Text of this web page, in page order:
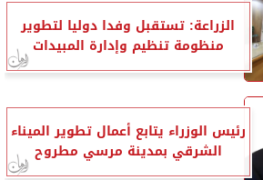
الزراعة: تستقبل وفدا دوليا لتطوير
منظومة تنظيم وإدارة المبيدات
رئيس الوزراء يتابع أعمال تطوير الميناء
الشرقي بمدينة مرسي مطروح